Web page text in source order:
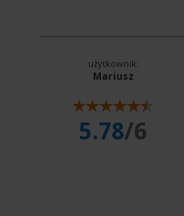
użytkownik:
Mariusz
5.78/6